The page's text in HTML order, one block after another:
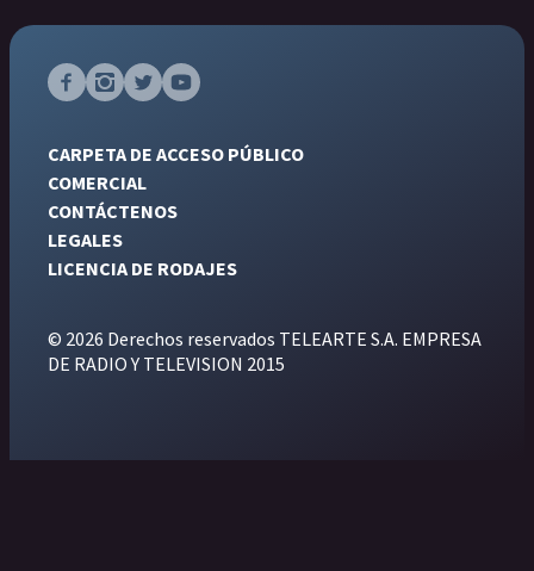
CARPETA DE ACCESO PÚBLICO
COMERCIAL
CONTÁCTENOS
LEGALES
LICENCIA DE RODAJES
© 2026 Derechos reservados TELEARTE S.A. EMPRESA
DE RADIO Y TELEVISION 2015